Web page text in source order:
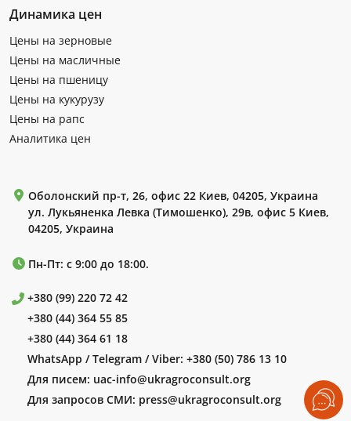
Динамика цен
Цены на зерновые
Цены на масличные
Цены на пшеницу
Цены на кукурузу
Цены на рапс
Аналитика цен
Оболонский пр-т, 26, офис 22 Киев, 04205, Украина
ул. Лукьяненка Левка (Тимошенко), 29в, офис 5 Киев,
04205, Украина
Пн-Пт: с 9:00 до 18:00.
+380 (99) 220 72 42
+380 (44) 364 55 85
+380 (44) 364 61 18
WhatsApp / Telegram / Viber: +380 (50) 786 13 10
Для писем: uac-info@ukragroconsult.org
Для запросов СМИ: press@ukragroconsult.org